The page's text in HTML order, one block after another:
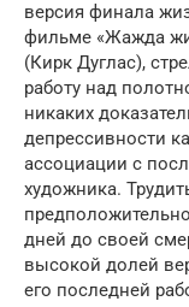
версия финала
фильме «Жажда
(Кирк Дуглас),
работу над
никаких
депрессивности
ассоциации с
художника.
дней до своей
высокой долей
его последней